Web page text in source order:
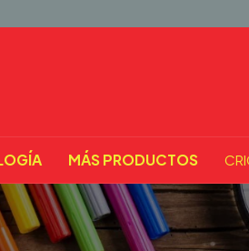
MÁS PRODUCTOS